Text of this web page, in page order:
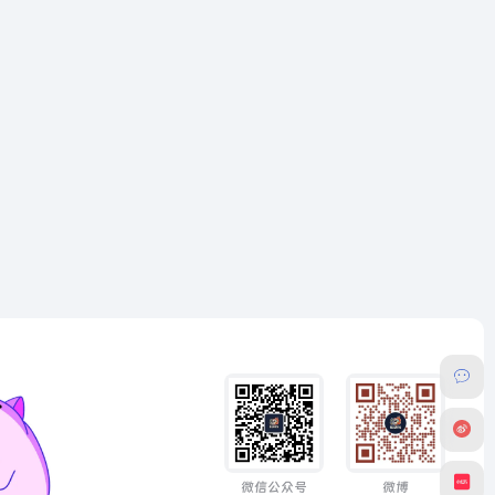
微信公众号 微博